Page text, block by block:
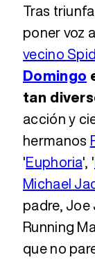
Tras
poner voz
vecino
Domingo
tan
acción y
hermanos
'Euphoria', '
Michael
padre, Joe
Running
que no